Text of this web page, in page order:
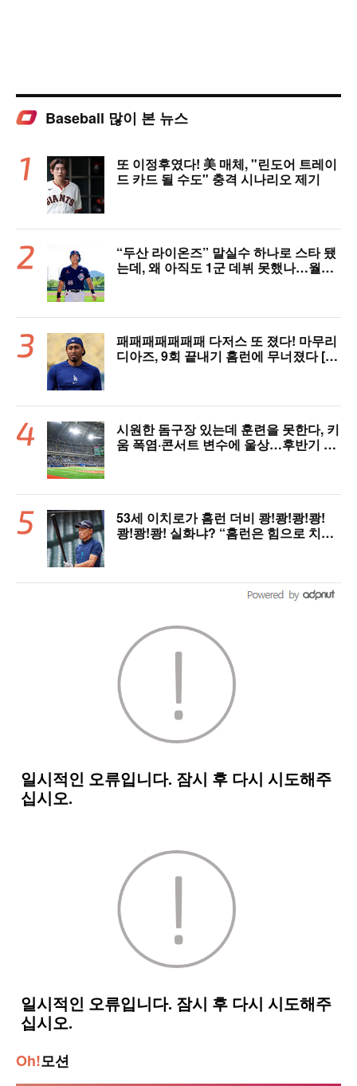
Baseball 많이 본 뉴스
또 이정후였다! 美 매체, "린도어 트레이
드 카드 될 수도" 충격 시나리오 제기
“두산 라이온즈” 말실수 하나로 스타 됐
는데, 왜 아직도 1군 데뷔 못했나…월간
패패패패패패패 다저스 또 졌다! 마무리
디아즈, 9회 끝내기 홈런에 무너졌다 [L
시원한 돔구장 있는데 훈련을 못한다, 키
움 폭염·콘서트 변수에 울상…후반기 상
53세 이치로가 홈런 더비 쾅!쾅!쾅!쾅!
쾅!쾅!쾅! 실화냐? “홈런은 힘으로 치는
Oh!모션